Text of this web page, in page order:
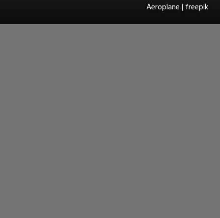
Aeroplane | freepik